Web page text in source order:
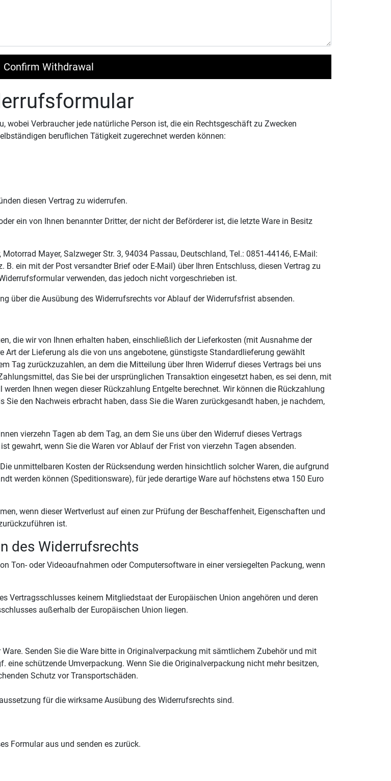
Confirm Withdrawal
Verbraucher jede natürliche Person ist, die ein Rechtsgeschäft zu Zwecken
beruflichen Tätigkeit zugerechnet werden können:
diesen Vertrag zu widerrufen.
ein von Ihnen benannter Dritter, der nicht der Beförderer ist, die letzte Ware in Besitz
Mayer, Salzweger Str. 3, 94034 Passau, Deutschland, Tel.: 0851-44146, E-Mail:
ein mit der Post versandter Brief oder E-Mail) über Ihren Entschluss, diesen Vertrag zu
verwenden, das jedoch nicht vorgeschrieben ist.
über die Ausübung des Widerrufsrechts vor Ablauf der Widerrufsfrist absenden.
die wir von Ihnen erhalten haben, einschließlich der Lieferkosten (mit Ausnahme der
Art der Lieferung als die von uns angebotene, günstigste Standardlieferung gewählt
Tag zurückzuzahlen, an dem die Mitteilung über Ihren Widerruf dieses Vertrags bei uns
das Sie bei der ursprünglichen Transaktion eingesetzt haben, es sei denn, mit
Ihnen wegen dieser Rückzahlung Entgelte berechnet. Wir können die Rückzahlung
den Nachweis erbracht haben, dass Sie die Waren zurückgesandt haben, je nachdem,
vierzehn Tagen ab dem Tag, an dem Sie uns über den Widerruf dieses Vertrags
gewahrt, wenn Sie die Waren vor Ablauf der Frist von vierzehn Tagen absenden.
unmittelbaren Kosten der Rücksendung werden hinsichtlich solcher Waren, die aufgrund
werden können (Speditionsware), für jede derartige Ware auf höchstens etwa 150 Euro
wenn dieser Wertverlust auf einen zur Prüfung der Beschaffenheit, Eigenschaften und
ist.
des Widerrufsrechts
Ton- oder Videoaufnahmen oder Computersoftware in einer versiegelten Packung, wenn
Vertragsschlusses keinem Mitgliedstaat der Europäischen Union angehören und deren
außerhalb der Europäischen Union liegen.
Senden Sie die Ware bitte in Originalverpackung mit sämtlichem Zubehör und mit
eine schützende Umverpackung. Wenn Sie die Originalverpackung nicht mehr besitzen,
Schutz vor Transportschäden.
für die wirksame Ausübung des Widerrufsrechts sind.
Formular aus und senden es zurück.